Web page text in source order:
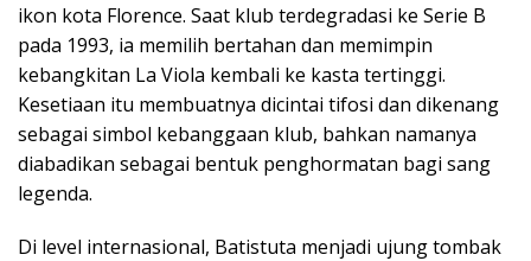
ikon kota Florence. Saat klub terdegradasi ke Serie B
pada 1993, ia memilih bertahan dan memimpin
kebangkitan La Viola kembali ke kasta tertinggi.
Kesetiaan itu membuatnya dicintai tifosi dan dikenang
sebagai simbol kebanggaan klub, bahkan namanya
diabadikan sebagai bentuk penghormatan bagi sang
legenda.
Di level internasional, Batistuta menjadi ujung tombak